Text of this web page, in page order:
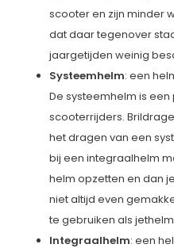
scooter en zijn minder
dat daar tegenover
jaargetijden weinig
Systeemhelm: een
De systeemhelm is
scooterrijders.
het dragen van een
bij een integraalhelm
helm opzetten en dan
niet altijd even
te gebruiken als
Integraalhelm: een